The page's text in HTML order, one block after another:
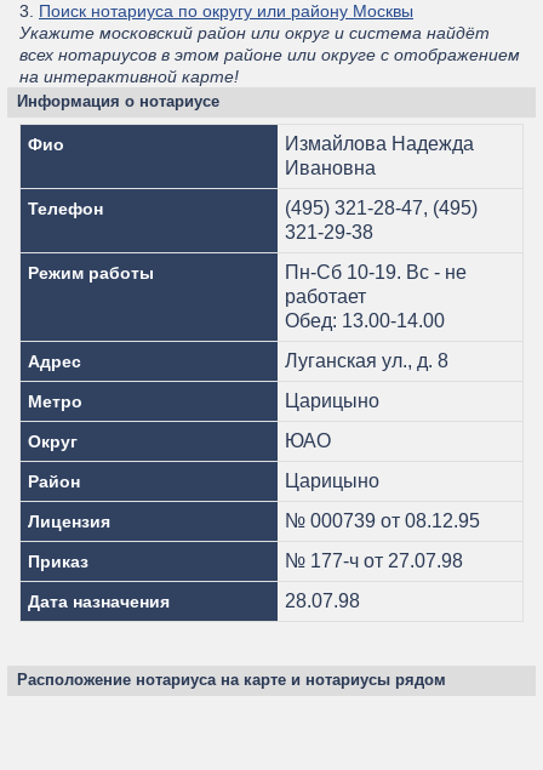
3. Поиск нотариуса по округу или району Москвы
Укажите московский район или округ и система найдёт
всех нотариусов в этом районе или округе с отображением
на интерактивной карте!
Информация о нотариусе
Фио
Измайлова Надежда
Ивановна
Телефон
(495) 321-28-47, (495)
321-29-38
Режим работы
Пн-Сб 10-19. Вс - не
работает
Обед: 13.00-14.00
Адрес Луганская ул., д. 8
Метро Царицыно
Округ ЮАО
Район Царицыно
Лицензия № 000739 от 08.12.95
Приказ № 177-ч от 27.07.98
Дата назначения 28.07.98
Расположение нотариуса на карте и нотариусы рядом